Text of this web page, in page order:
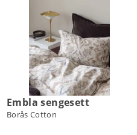
Embla sengesett
Borås Cotton